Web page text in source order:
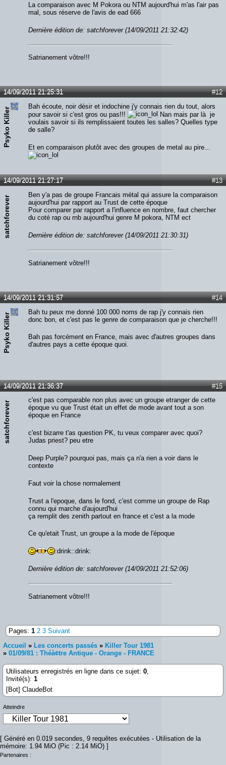
La comparaison avec M Pokora ou NTM aujourd'hui m'as l'air pas
mal, sous réserve de l'avis de ead 666
Dernière édition de: satchforever (14/09/2011 21:32:42)
Satrianement vôtre!!!
#12
14/09/2011 21:25:31
Psyko Killer
Bah écoute, noir désir et indochine j'y connais rien du tout, alors
pour savoir si c'est gros ou pas!!!
Nan mais par là je
voulais savoir si ils remplissaient toutes les salles? Quelles type
de salle?
Et en comparaison plutôt avec des groupes de metal au pire...
#13
14/09/2011 21:27:17
satchforever
Ben y'a pas de groupe Francais métal qui assure la comparaison
aujourd'hui par rapport au Trust de cette époque
Pour comparer par rapport a l'influence en nombre, faut chercher
du coté rap ou rnb aujourd'hui genre M pokora, NTM ect
Dernière édition de: satchforever (14/09/2011 21:30:31)
Satrianement vôtre!!!
#14
14/09/2011 21:31:57
Psyko Killer
Bah tu peux me donné 100 000 noms de rap j'y connais rien
donc bon, et c'est pas le genre de comparaison que je cherche!!!
Bah pas forcément en France, mais avec d'autres groupes dans
d'autres pays a cette époque quoi.
#15
14/09/2011 21:36:37
satchforever
c'est pas comparable non plus avec un groupe etranger de cette
époque vu que Trust était un effet de mode avant tout a son
époque en France
c'est bizarre t'as question PK, tu veux comparer avec quoi?
Judas priest? peu etre
Deep Purple? pourquoi pas, mais ça n'a rien a voir dans le
contexte
Faut voir la chose normalement
Trust a l'epoque, dans le fond, c'est comme un groupe de Rap
connu qui marche d'aujourd'hui
ça remplit des zenith partout en france et c'est a la mode
Ce qu'etait Trust, un groupe a la mode de l'époque
:drink::drink:
Dernière édition de: satchforever (14/09/2011 21:52:06)
Satrianement vôtre!!!
Pages: 1 2 3 Suivant
Accueil » Les concerts passés » Killer Tour 1981
» 01/09/81 : Théà¢tre Antique - Orange - FRANCE
Utilisateurs enregistrés en ligne dans ce sujet: 0
Invité(s): 1
[Bot] ClaudeBot
Atteindre
[ Généré en 0.019 secondes, 9 requêtes exécutées - Utilisation de la
mémoire: 1.94 MiO (Pic : 2.14 MiO) ]
Partenaires :